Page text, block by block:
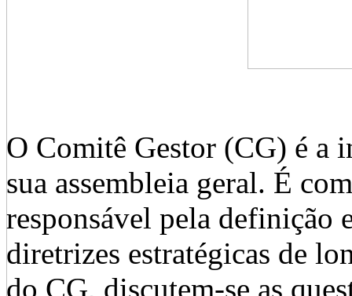
O Comitê Gestor (CG) é a
sua assembleia geral. É
responsável pela definição
diretrizes estratégicas de
do CG, discutem-se as